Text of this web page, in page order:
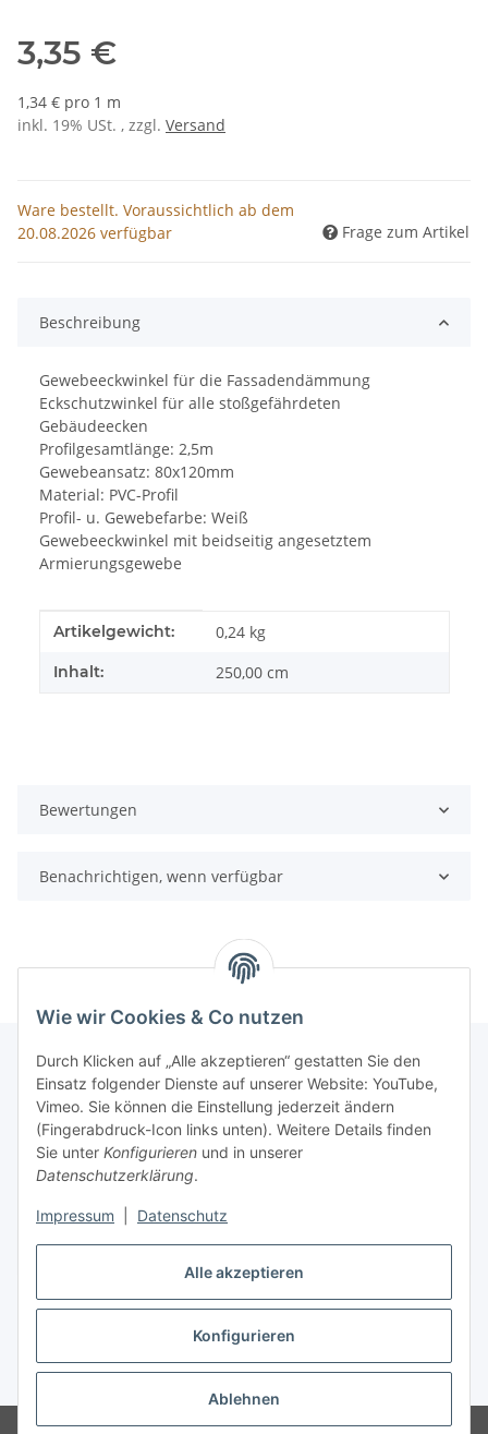
Alle akzeptieren
Konfigurieren
Ablehnen
Wie wir Cookies & Co nutzen
Durch Klicken auf „Alle akzeptieren“ gestatten Sie den
Einsatz folgender Dienste auf unserer Website: YouTube,
Vimeo. Sie können die Einstellung jederzeit ändern
(Fingerabdruck-Icon links unten). Weitere Details finden
Sie unter Konfigurieren und in unserer
Datenschutzerklärung.
Impressum Datenschutz
3,35 €
1,34 € pro 1 m
inkl. 19% USt. , zzgl. Versand
Ware bestellt. Voraussichtlich ab dem
20.08.2026 verfügbar
Frage zum Artikel
Beschreibung
Gewebeeckwinkel für die Fassadendämmung
Eckschutzwinkel für alle stoßgefährdeten
Gebäudeecken
Profilgesamtlänge: 2,5m
Gewebeansatz: 80x120mm
Material: PVC-Profil
Profil- u. Gewebefarbe: Weiß
Gewebeeckwinkel mit beidseitig angesetztem
Armierungsgewebe
Produkteigenschaft
Wert
Artikelgewicht: 0,24 kg
Inhalt: 250,00 cm
Bewertungen
Benachrichtigen, wenn verfügbar
Informationen
Gesetzliche Informationen
Vertrag widerrufen
* Alle Preise inkl. gesetzlicher USt., zzgl.Versand